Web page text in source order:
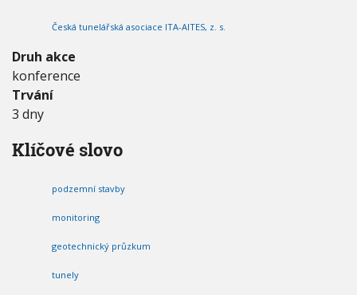
E
t
a
v
b
y
r
a
Česká tunelářská asociace ITA-AITES, z. s.
Druh akce
konference
Trvání
3 dny
Klíčové slovo
podzemní stavby
monitoring
geotechnický průzkum
tunely